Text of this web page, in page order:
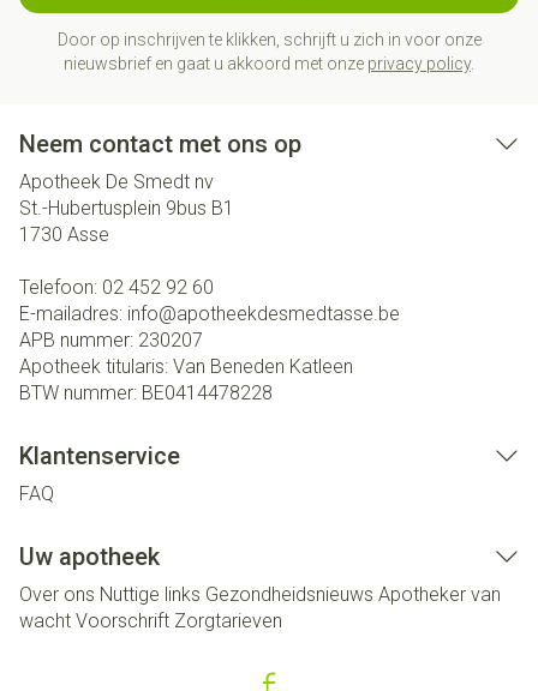
Door op inschrijven te klikken, schrijft u zich in voor onze
nieuwsbrief en gaat u akkoord met onze privacy policy.
Neem contact met ons op
Apotheek De Smedt nv
St.-Hubertusplein 9bus B1
1730 Asse
Telefoon: 02 452 92 60
E-mailadres: info@apotheekdesmedtasse.be
APB nummer: 230207
Apotheek titularis: Van Beneden Katleen
BTW nummer: BE0414478228
Klantenservice
FAQ
Uw apotheek
Over ons Nuttige links Gezondheidsnieuws Apotheker van
wacht Voorschrift Zorgtarieven